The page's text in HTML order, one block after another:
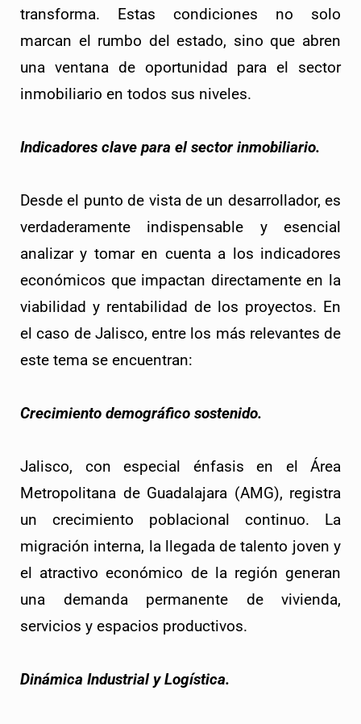
transforma. Estas condiciones no solo
marcan el rumbo del estado, sino que abren
una ventana de oportunidad para el sector
inmobiliario en todos sus niveles.
Indicadores clave para el sector inmobiliario.
Desde el punto de vista de un desarrollador, es
verdaderamente indispensable y esencial
analizar y tomar en cuenta a los indicadores
económicos que impactan directamente en la
viabilidad y rentabilidad de los proyectos. En
el caso de Jalisco, entre los más relevantes de
este tema se encuentran:
Crecimiento demográfico sostenido.
Jalisco, con especial énfasis en el Área
Metropolitana de Guadalajara (AMG), registra
un crecimiento poblacional continuo. La
migración interna, la llegada de talento joven y
el atractivo económico de la región generan
una demanda permanente de vivienda,
servicios y espacios productivos.
Dinámica Industrial y Logística.